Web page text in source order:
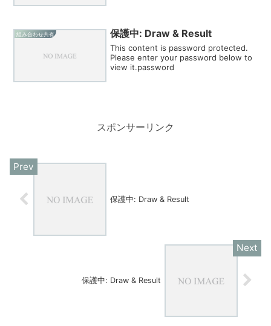
組み合わせ共有 保護中: Draw & Result
This content is password protected.
Please enter your password below to
view it.password
スポンサーリンク
保護中: Draw & Result
保護中: Draw & Result